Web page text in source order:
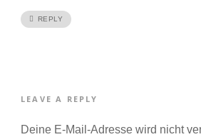
REPLY
LEAVE A REPLY
Deine E-Mail-Adresse wird nicht